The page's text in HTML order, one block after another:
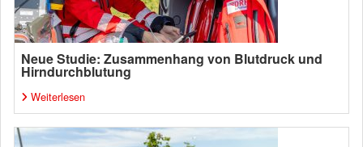
Neue Studie: Zusammenhang von Blutdruck und
Hirndurchblutung
Weiterlesen